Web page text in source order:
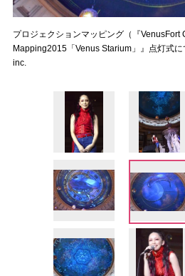
プロジェクションマッピング（『VenusFort
Mapping2015「Venus Starium」』点灯式
inc.